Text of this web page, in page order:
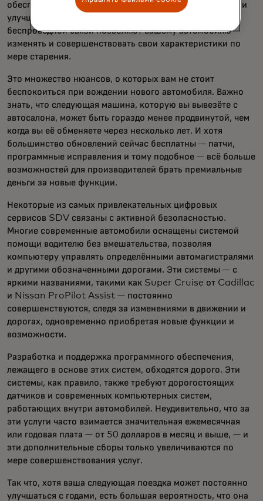
обеспечивают постоянное добавление новых функций и
улучшение функциональности. Обновления по
беспроводной связи позволяют вашему автомобилю
изменять и совершенствовать свои характеристики по
мере старения.
Это множество нюансов, о которых вам не стоит
беспокоиться при вождении нового автомобиля. Важно
знать, что следующая машина, которую вы вывезёте с
автосалона, может быть гораздо менее продвинутой, чем
когда вы её обменяете через несколько лет. И хотя
большинство обновлений сейчас бесплатны — патчи,
программные исправления и тому подобное — всё больше
возможностей для производителей брать премиальные
деньги за новые функции.
Некоторые из самых привлекательных цифровых
сервисов SDV связаны с активной безопасностью.
Многие современные автомобили оснащены системой
помощи водителю без вмешательства, позволяя
компьютеру управлять определёнными автомагистралями
и другими обозначенными дорогами. Эти системы — с
яркими названиями, такими как Super Cruise от Cadillac
и Nissan ProPilot Assist — постоянно
совершенствуются, следя за изменениями в движении и
дорогах, одновременно приобретая новые функции и
возможности.
Разработка и поддержка программного обеспечения,
лежащего в основе этих систем, обходятся дорого. Эти
системы, как правило, также требуют дорогостоящих
датчиков и современных компьютерных систем,
работающих внутри автомобилей. Неудивительно, что за
эти услуги часто взимается значительная ежемесячная
или годовая плата — от 50 долларов в месяц и выше, — и
эти дополнительные сборы только увеличиваются по
мере совершенствования услуг.
Так что, хотя ваша следующая поездка может постоянно
улучшаться с годами, есть большая вероятность, что она